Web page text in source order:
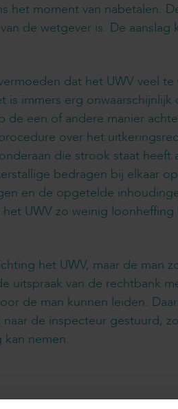
het moment van nabetalen.
de wetgever is. De aanslag
dat het UWV veel
immers erg onwaarschijnlijk
een of andere manier
over het
die strook staat heeft
bedragen bij elkaar
en de opgetelde
UWV zo weinig
het UWV, maar de man
uitspraak van de rechtbank
de man kunnen leiden.
de inspecteur gestuurd,
nemen.